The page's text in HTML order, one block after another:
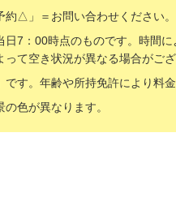
△」＝お問い合わせください
日7：00時点のものです。時間
て空き状況が異なる場合がご
です。年齢や所持免許により料金
色が異なります。